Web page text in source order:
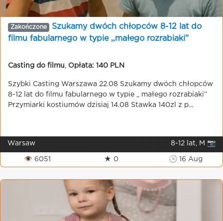
Zakończone
Szukamy dwóch chłopców 8-12 lat do
filmu fabularnego w typie ,,małego rozrabiaki”
Casting do filmu Opłata: 140 PLN
Szybki Casting Warszawa 22.08 Szukamy dwóch chłopców
8-12 lat do filmu fabularnego w typie ,, małego rozrabiaki”
Przymiarki kostiumów dzisiaj 14.08 Stawka 140zl z p...
Warsaw 8-12 lat, M 📷
👁 6051 ★ 0 🕒 16 Aug